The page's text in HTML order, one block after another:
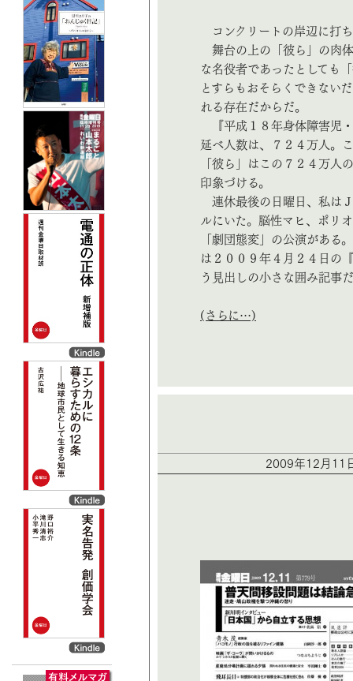
コンクリートの岸辺に打
舞台の上の「彼ら」の肉
な名役者であったとしても
とすらもおそらくできない
れる存在だからだ。
『平成１８年身体障害児
延べ人数は、７２４万人。
「彼ら」はこの７２４万人
印象づける。
連休最後の日曜日、私は
ルにいた。脳性マヒ、ポリ
「劇団態変」の公演がある
は２００９年４月２４日の
う見出しの小さな囲み記事
(さらに…)
2009年12月11